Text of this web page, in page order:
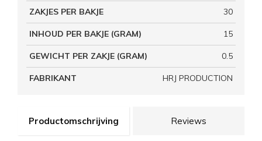
Productomschrijving Reviews
ZAKJES PER BAKJE 30
INHOUD PER BAKJE (GRAM) 15
GEWICHT PER ZAKJE (GRAM) 0.5
FABRIKANT HRJ PRODUCTION